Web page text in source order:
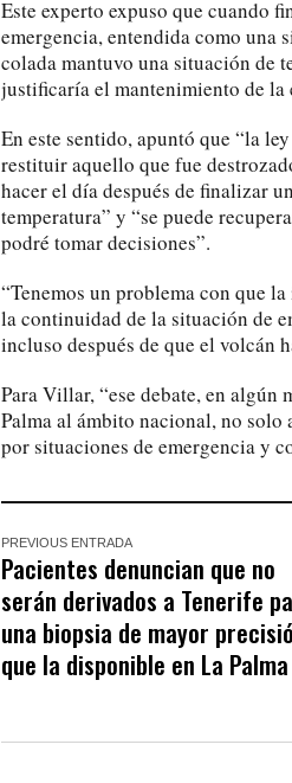
Este experto expuso que cuando
emergencia, entendida como una
colada mantuvo una situación de
justificaría el mantenimiento de la
En este sentido, apuntó que “la
restituir aquello que fue
hacer el día después de finalizar
temperatura” y “se puede
podré tomar decisiones”.
“Tenemos un problema con que
la continuidad de la situación de
incluso después de que el volcán
Para Villar, “ese debate, en algún
Palma al ámbito nacional, no solo
por situaciones de emergencia y
PREVIOUS ENTRADA
Pacientes denuncian que no
serán derivados a Tenerife
una biopsia de mayor
que la disponible en La Palma